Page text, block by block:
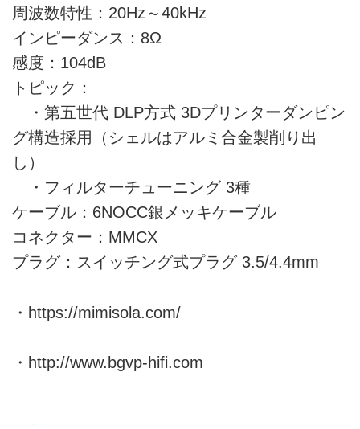
周波数特性：20Hz～40kHz
インピーダンス：8Ω
感度：104dB
トピック：
・第五世代 DLP方式 3Dプリンターダンピン
グ構造採用（シェルはアルミ合金製削り出
し）
・フィルターチューニング 3種
ケーブル：6NOCC銀メッキケーブル
コネクター：MMCX
プラグ：スイッチング式プラグ 3.5/4.4mm
・ https://mimisola.com/
・ http://www.bgvp-hifi.com